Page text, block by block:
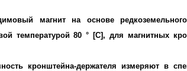
магнит на основе
температурой 80 ° [C], для магнитных
кронштейна-держателя измеряют в